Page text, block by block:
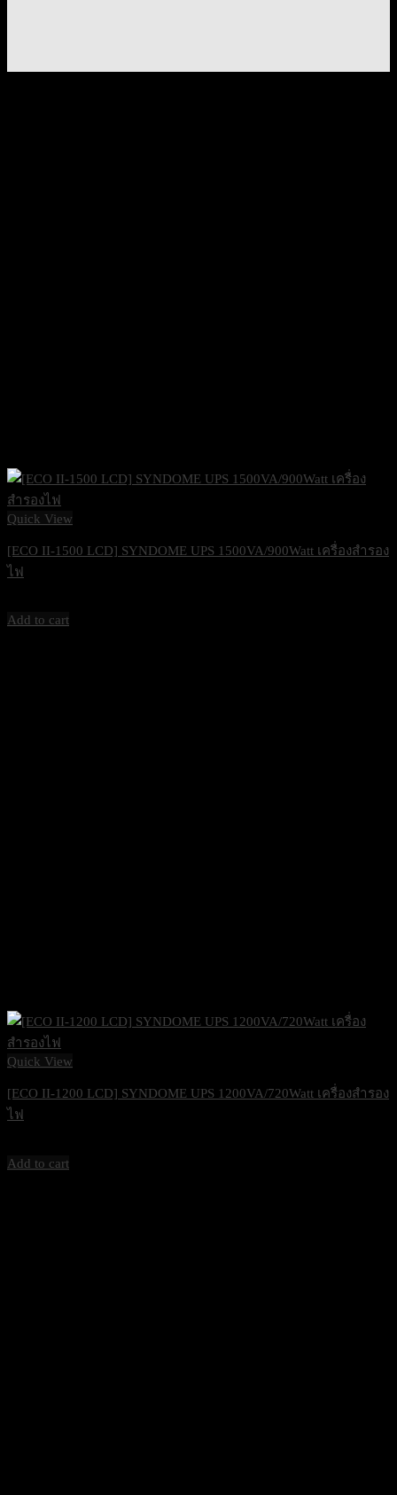
Quick View
[ECO II-1500 LCD] SYNDOME UPS 1500VA/900Watt เครื่องสำรอง
ไฟ
Add to cart
Quick View
[ECO II-1200 LCD] SYNDOME UPS 1200VA/720Watt เครื่องสำรอง
ไฟ
Add to cart